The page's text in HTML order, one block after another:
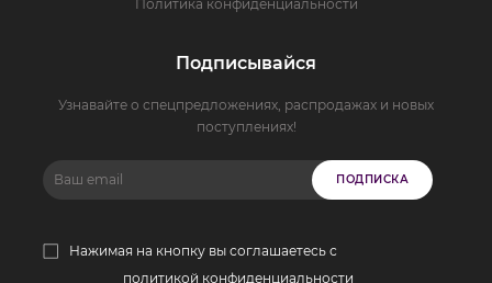
Политика конфиденциальности
Подписывайся
Узнавайте о спецпредложениях, распродажах и новых
поступлениях!
ПОДПИСКА
Нажимая на кнопку вы соглашаетесь с
политикой конфиденциальности